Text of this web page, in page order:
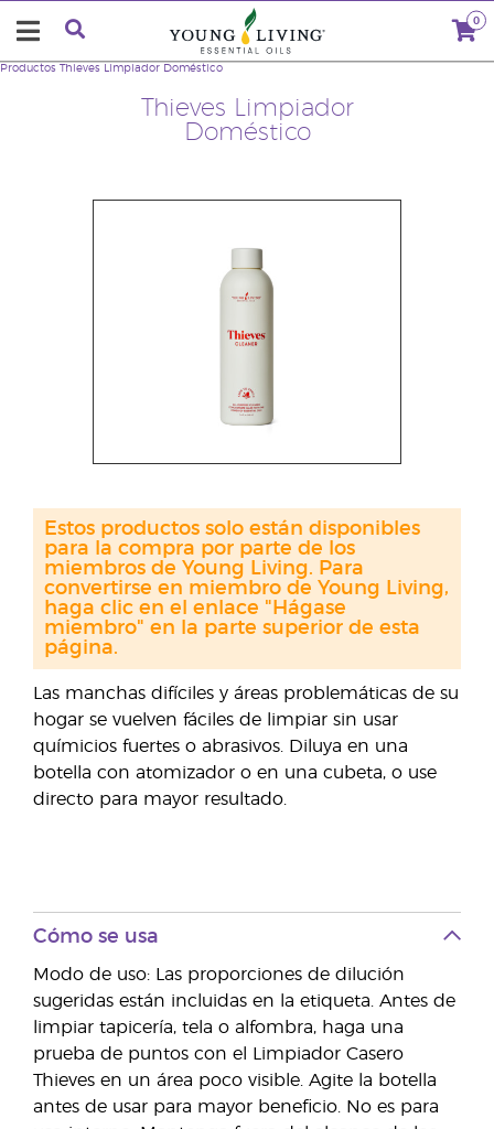
0
Thieves Limpiador
Doméstico
Productos Thieves Limpiador Doméstico
Las manchas difíciles y áreas problemáticas de su
hogar se vuelven fáciles de limpiar sin usar
químicios fuertes o abrasivos. Diluya en una
botella con atomizador o en una cubeta, o use
directo para mayor resultado.
Estos productos solo están disponibles
para la compra por parte de los
miembros de Young Living. Para
convertirse en miembro de Young Living,
haga clic en el enlace "Hágase
miembro" en la parte superior de esta
página.
Cómo se usa
Modo de uso: Las proporciones de dilución
sugeridas están incluidas en la etiqueta. Antes de
limpiar tapicería, tela o alfombra, haga una
prueba de puntos con el Limpiador Casero
Thieves en un área poco visible. Agite la botella
antes de usar para mayor beneficio. No es para